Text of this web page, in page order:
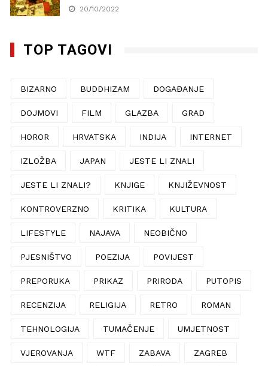
20/10/2022
TOP TAGOVI
BIZARNO BUDDHIZAM DOGAĐANJE
DOJMOVI FILM GLAZBA GRAD
HOROR HRVATSKA INDIJA INTERNET
IZLOŽBA JAPAN JESTE LI ZNALI
JESTE LI ZNALI? KNJIGE KNJIŽEVNOST
KONTROVERZNO KRITIKA KULTURA
LIFESTYLE NAJAVA NEOBIČNO
PJESNIŠTVO POEZIJA POVIJEST
PREPORUKA PRIKAZ PRIRODA PUTOPIS
RECENZIJA RELIGIJA RETRO ROMAN
TEHNOLOGIJA TUMAČENJE UMJETNOST
VJEROVANJA WTF ZABAVA ZAGREB